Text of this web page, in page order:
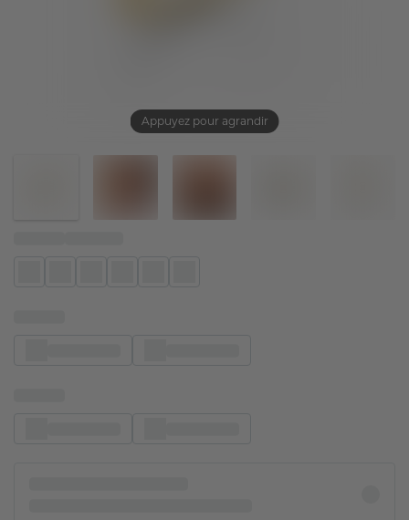
Appuyez pour agrandir